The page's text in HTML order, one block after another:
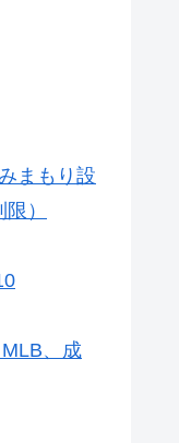
まもり設
）
、成